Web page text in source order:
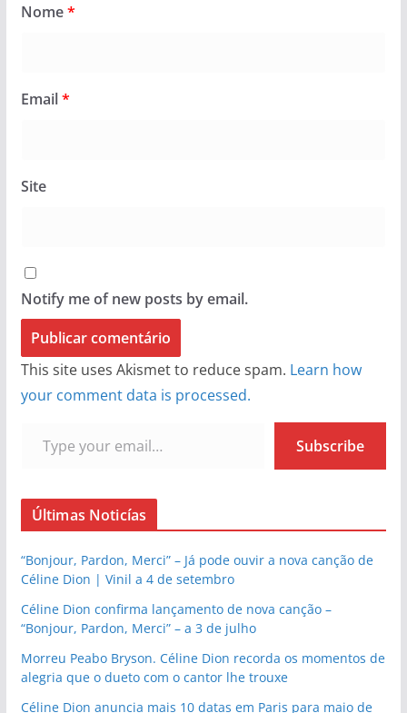
Nome*
Email*
Site
Notify me of new posts by email.
This site uses Akismet to reduce spam. Learn how
your comment data is processed.
Subscribe
Últimas Noticías
“Bonjour, Pardon, Merci” – Já pode ouvir a nova canção de
Céline Dion | Vinil a 4 de setembro
Céline Dion confirma lançamento de nova canção –
“Bonjour, Pardon, Merci” – a 3 de julho
Morreu Peabo Bryson. Céline Dion recorda os momentos de
alegria que o dueto com o cantor lhe trouxe
Céline Dion anuncia mais 10 datas em Paris para maio de